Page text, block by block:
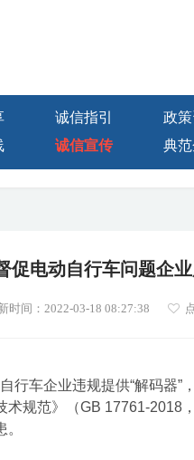
诚信指引 政
诚信宣传 典
促电动自行车问题企
时间：2022-03-18 08:27:38
行车企业违规提供“解码器
规范》（GB 17761-2018